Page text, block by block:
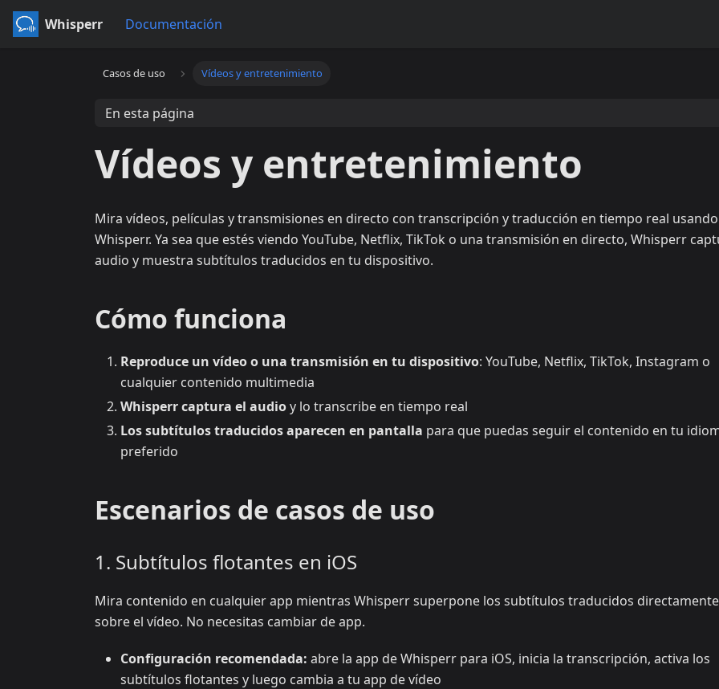
Whisperr Documentación
Casos de uso Vídeos y entretenimiento
En esta página
Vídeos y entretenimiento
Mira vídeos, películas y transmisiones en directo con transcripción y traducción en tiempo real usando
Whisperr. Ya sea que estés viendo YouTube, Netflix, TikTok o una transmisión en directo, Whisperr
audio y muestra subtítulos traducidos en tu dispositivo.
Cómo funciona
Reproduce un vídeo o una transmisión en tu dispositivo: YouTube, Netflix, TikTok, Instagram o
cualquier contenido multimedia
Whisperr captura el audioy lo transcribe en tiempo real
Los subtítulos traducidos aparecen en pantalla para que puedas seguir el contenido en tu
preferido
Escenarios de casos de uso
1. Subtítulos flotantes en iOS
Mira contenido en cualquier app mientras Whisperr superpone los subtítulos traducidos directamente
sobre el vídeo. No necesitas cambiar de app.
Configuración recomendada: abre la app de Whisperr para iOS, inicia la transcripción, activa los
subtítulos flotantes y luego cambia a tu app de vídeo